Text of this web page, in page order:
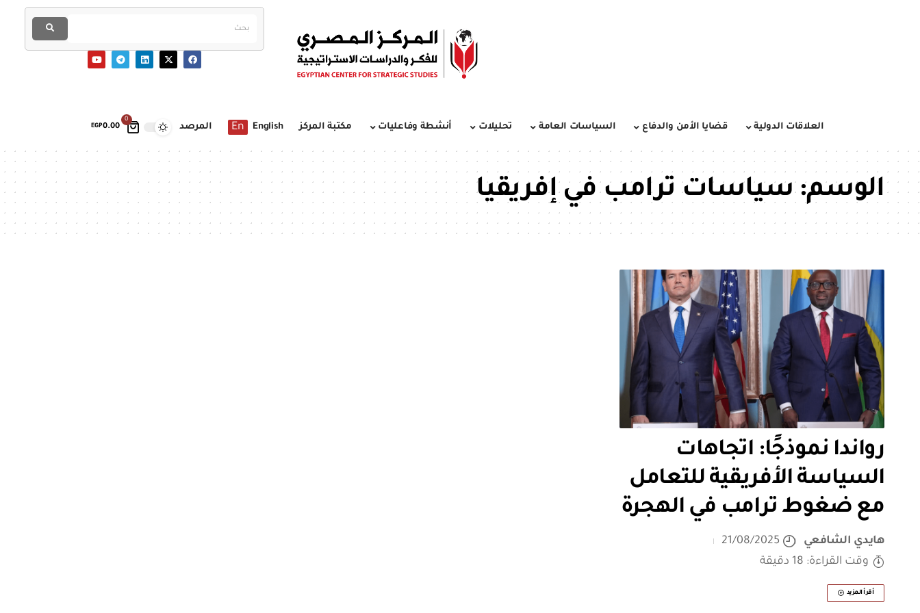
0
EGP0.00 العلاقات الدولية قضايا الأمن والدفاع السياسات العامة تحليلات أنشطة وفاعليات مكتبة المركز English
En المرصد
الوسم:سياسات ترامب في إفريقيا
رواندا نموذجًا: اتجاهات
السياسة الأفريقية للتعامل
مع ضغوط ترامب في الهجرة
هايدي الشافعي
21/08/2025
وقت القراءة: 18 دقيقة
أقرأ المزيد